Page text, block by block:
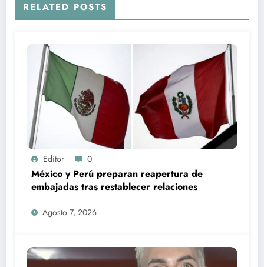
RELATED POSTS
Editor 0
México y Perú preparan reapertura de
embajadas tras restablecer relaciones
Agosto 7, 2026